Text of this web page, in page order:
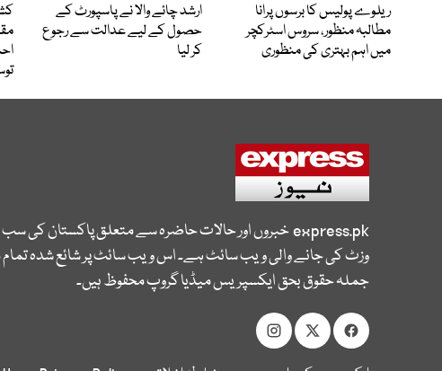
ریلوے پولیس کا برسوں پرانا
مطالبہ منظور، سروس اسٹرکچر
میں اہم بہتری کی منظوری
ارشد چائے والا نے پاسپورٹ کے
حصول کے لیے عدالت سے رجوع
کر لیا
express.pkخبروں اور حالات حاضرہ سے متعلق پاکستان کی
وزٹ کی جانے والی ویب سائٹ ہے۔ اس ویب سائٹ پر شائع شدہ تمام
جملہ حقوق بحق ایکسپریس میڈیا گروپ محفوظ ہیں۔